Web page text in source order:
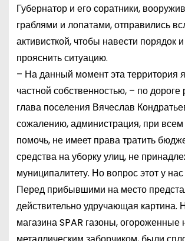
Губернатор и его соратники,
граблями и лопатами, отправились
активисткой, чтобы навести порядок
прояснить ситуацию.
– На данный момент эта территория
частной собственностью, – по дороге
глава поселения Вячеслав
сожалению, администрация, при
помочь, не имеет права тратить
средства на уборку улиц, не
муниципалитету. Но вопрос этот у
Перед прибывшими на место
действительно удручающая картина.
магазина SPAR газоны, огороженные